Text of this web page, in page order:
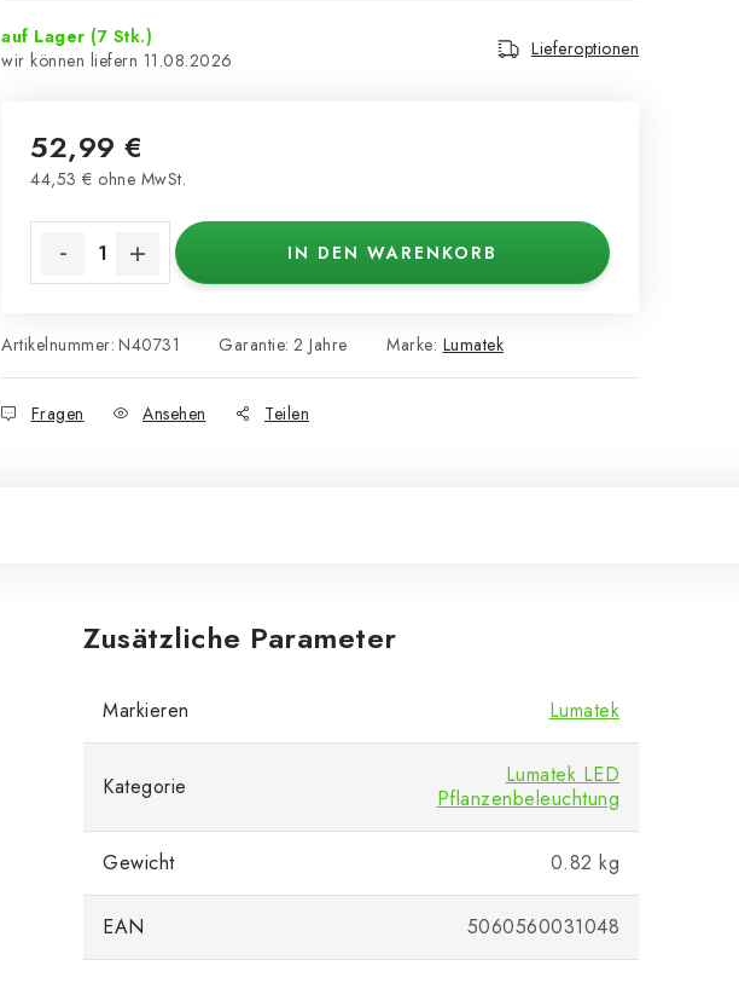
auf Lager (7 Stk.)
11.08.2026
Lieferoptionen
52,99 €
44,53 € ohne MwSt.
IN DEN WARENKORB
Artikelnummer: N40731 Marke: Lumatek
Garantie: 2 Jahre
Fragen Ansehen Teilen
Zusätzliche Parameter
Markieren Lumatek
Kategorie
Lumatek LED
Pflanzenbeleuchtung
Gewicht 0.82 kg
EAN 5060560031048